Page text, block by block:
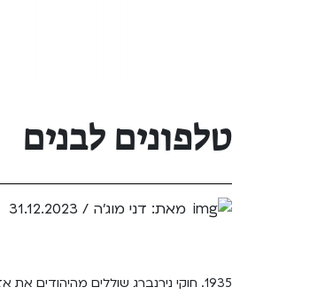
לפי ימים
טלפונים לבנים
מאת: דני מוג'ה / 31.12.2023
1935. חוקי נירנברג שוללים